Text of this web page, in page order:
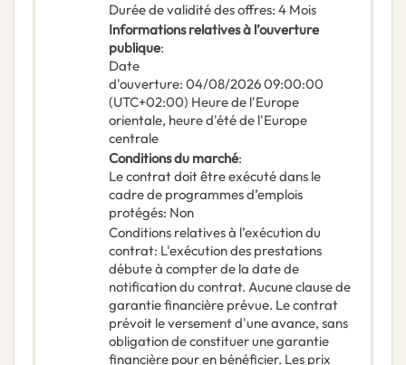
Durée de validité des offres: 4 Mois
Informations relatives à l’ouverture
publique:
Date
d'ouverture: 04/08/202609:00:00
(UTC+02:00) Heure de l'Europe
orientale, heure d'été de l'Europe
centrale
Conditions du marché:
Le contrat doit être exécuté dans le
cadre de programmes d’emplois
protégés: Non
Conditions relatives à l’exécution du
contrat: L'exécution des prestations
débute à compter de la date de
notification du contrat. Aucune clause de
garantie financière prévue. Le contrat
prévoit le versement d'une avance, sans
obligation de constituer une garantie
financière pour en bénéficier. Les prix